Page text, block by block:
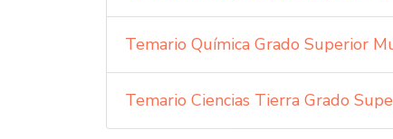
Temario Química Grado Superior
Temario Ciencias Tierra Grado